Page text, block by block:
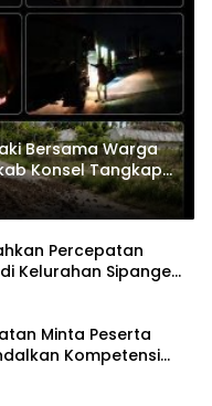
Bersama Warga
Konsel Tangkap
Sawit Overload,
Jalan Umum
Percepatan
Kelurahan Sipange
Minta Peserta
Kompetensi